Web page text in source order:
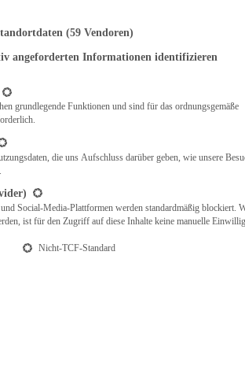
(59 Vendoren)
angeforderten Informationen identifizieren
für die eine Einwilligung erteilt werden
grundlegende Funktionen und sind für das ordnungsgemäße
die uns Aufschluss darüber geben, wie unsere
Social-Media-Plattformen werden standardmäßig blockiert.
ist für den Zugriff auf diese Inhalte keine manuelle
Nicht-TCF-Standard